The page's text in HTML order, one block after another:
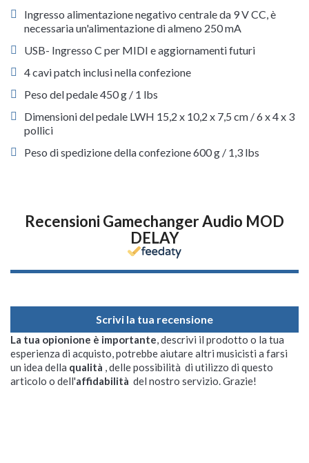
Ingresso alimentazione negativo centrale da 9 V CC, è
necessaria un'alimentazione di almeno 250 mA
USB- Ingresso C per MIDI e aggiornamenti futuri
4 cavi patch inclusi nella confezione
Peso del pedale 450 g / 1 lbs
Dimensioni del pedale LWH 15,2 x 10,2 x 7,5 cm / 6 x 4 x 3
pollici
Peso di spedizione della confezione 600 g / 1,3 lbs
Recensioni Gamechanger Audio MOD
DELAY
Scrivi la tua recensione
La tua opionione è importante, descrivi il prodotto o la tua
esperienza di acquisto, potrebbe aiutare altri musicisti a farsi
un idea della qualità , delle possibilità di utilizzo di questo
articolo o dell'affidabilità del nostro servizio. Grazie!